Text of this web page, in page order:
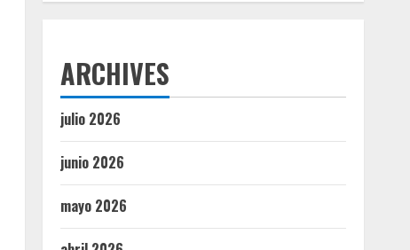
ARCHIVES
julio 2026
junio 2026
mayo 2026